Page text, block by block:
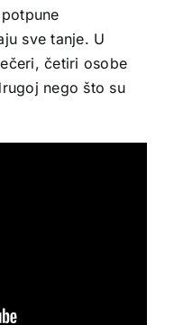
sve tanje. U
četiri osobe
nego što su